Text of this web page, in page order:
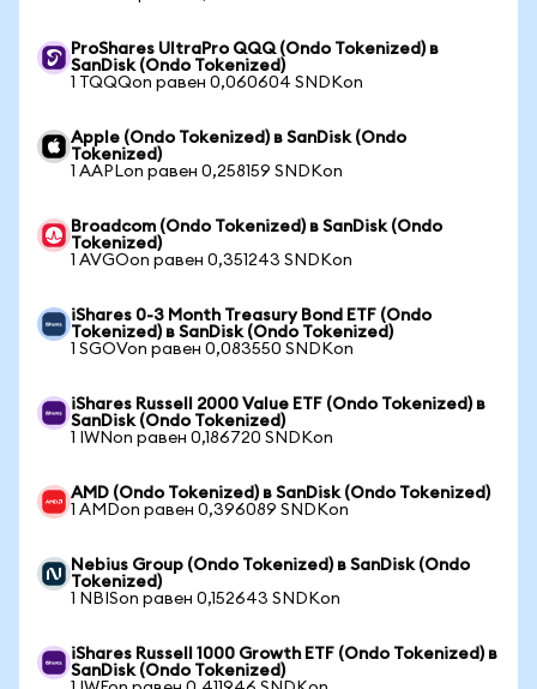
ProShares UltraPro QQQ (Ondo Tokenized) в
SanDisk (Ondo Tokenized)
1 TQQQon равен 0,060604 SNDKon
Apple (Ondo Tokenized) в SanDisk (Ondo
Tokenized)
1 AAPLon равен 0,258159 SNDKon
Broadcom (Ondo Tokenized) в SanDisk (Ondo
Tokenized)
1 AVGOon равен 0,351243 SNDKon
iShares 0-3 Month Treasury Bond ETF (Ondo
Tokenized) в SanDisk (Ondo Tokenized)
1 SGOVon равен 0,083550 SNDKon
iShares Russell 2000 Value ETF (Ondo Tokenized) в
SanDisk (Ondo Tokenized)
1 IWNon равен 0,186720 SNDKon
AMD (Ondo Tokenized) в SanDisk (Ondo Tokenized)
1 AMDon равен 0,396089 SNDKon
Nebius Group (Ondo Tokenized) в SanDisk (Ondo
Tokenized)
1 NBISon равен 0,152643 SNDKon
iShares Russell 1000 Growth ETF (Ondo Tokenized) в
SanDisk (Ondo Tokenized)